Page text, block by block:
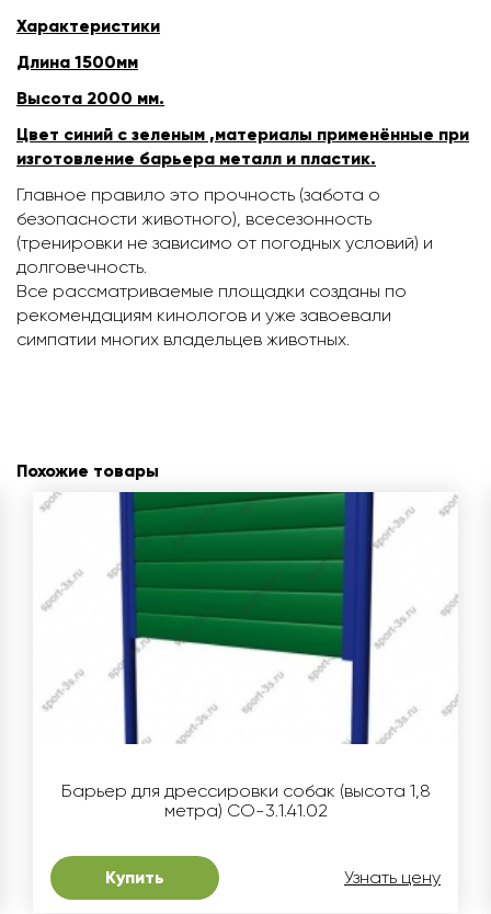
Характеристики
Длина 1500мм
Высота 2000 мм.
Цвет синий с зеленым ,материалы применённые при
изготовление барьера металл и пластик.
Главное правило это прочность (забота о
безопасности животного), всесезонность
(тренировки не зависимо от погодных условий) и
долговечность.
Все рассматриваемые площадки созданы по
рекомендациям кинологов и уже завоевали
симпатии многих владельцев животных.
Похожие товары
Барьер для дрессировки собак (высота 1,8
метра) СО-3.1.41.02
Купить Узнать цену